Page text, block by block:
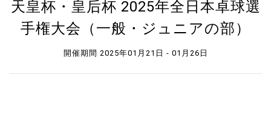
天皇杯・皇后杯 2025年全日本卓球選
手権大会（一般・ジュニアの部）
開催期間 2025年01月21日 - 01月26日